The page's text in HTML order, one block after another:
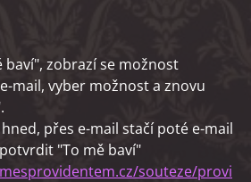
baví", zobrazí se možnost
mail, vyber možnost a znovu
přes e-mail stačí poté e-mail
"To mě baví"
souteze/provi